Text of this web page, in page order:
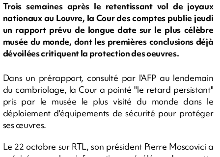
Trois semaines après le retentissant vol de joyaux
nationaux au Louvre, la Cour des comptes publie jeudi
un rapport prévu de longue date sur le plus célèbre
musée du monde, dont les premières conclusions déjà
dévoilées critiquent la protection des oeuvres.
Dans un prérapport, consulté par l'AFP au lendemain
du cambriolage, la Cour a pointé "le retard persistant"
pris par le musée le plus visité du monde dans le
déploiement d'équipements de sécurité pour protéger
ses œuvres.
Le 22 octobre sur RTL, son président Pierre Moscovici a